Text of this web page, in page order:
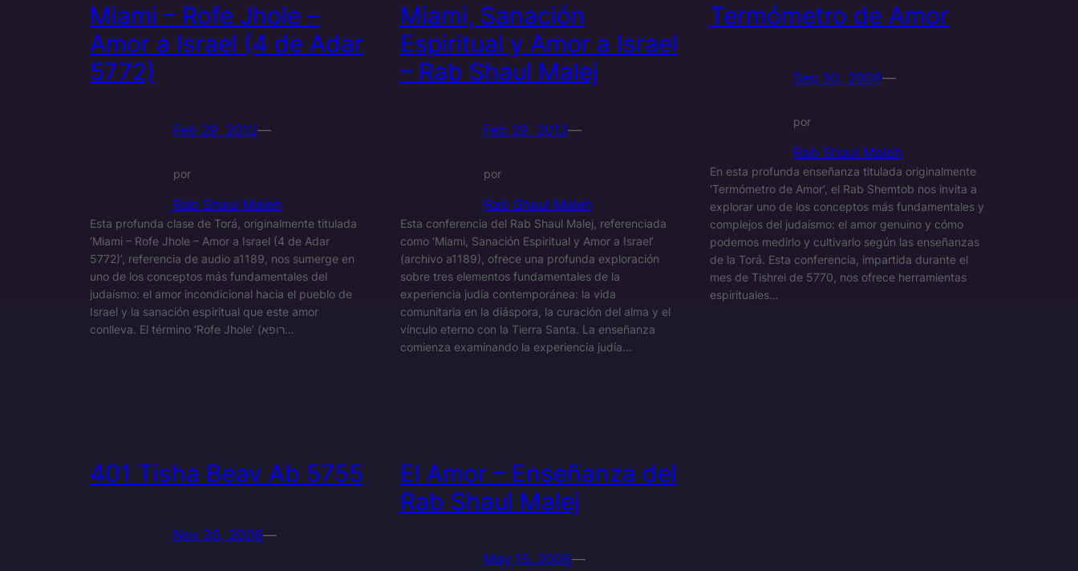
Miami – Rofe Jhole –
Amor a Israel (4 de Adar
5772)
Feb 29, 2012—
por
Rab Shaul Maleh
Esta profunda clase de Torá, originalmente titulada
‘Miami – Rofe Jhole – Amor a Israel (4 de Adar
5772)’, referencia de audio a1189, nos sumerge en
uno de los conceptos más fundamentales del
judaísmo: el amor incondicional hacia el pueblo de
Israel y la sanación espiritual que este amor
conlleva. El término ‘Rofe Jhole’ (רופא…
Miami, Sanación
Espiritual y Amor a Israel
– Rab Shaul Malej
Feb 29, 2012—
por
Rab Shaul Maleh
Esta conferencia del Rab Shaul Malej, referenciada
como ‘Miami, Sanación Espiritual y Amor a Israel’
(archivo a1189), ofrece una profunda exploración
sobre tres elementos fundamentales de la
experiencia judía contemporánea: la vida
comunitaria en la diáspora, la curación del alma y el
vínculo eterno con la Tierra Santa. La enseñanza
comienza examinando la experiencia judía…
Termómetro de Amor
Sep 30, 2009—
por
Rab Shaul Maleh
En esta profunda enseñanza titulada originalmente
‘Termómetro de Amor’, el Rab Shemtob nos invita a
explorar uno de los conceptos más fundamentales y
complejos del judaísmo: el amor genuino y cómo
podemos medirlo y cultivarlo según las enseñanzas
de la Torá. Esta conferencia, impartida durante el
mes de Tishrei de 5770, nos ofrece herramientas
espirituales…
401 Tisha Beav Ab 5755
Nov 30, 2006—
El Amor – Enseñanza del
Rab Shaul Malej
May 15, 2006—